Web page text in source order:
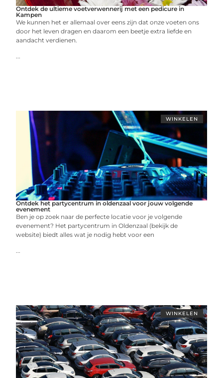
Ontdek de ultieme voetverwennerij met een pedicure in
Kampen
We kunnen het er allemaal over eens zijn dat onze voeten ons
door het leven dragen en daarom een beetje extra liefde en
aandacht verdienen.
...
WINKELEN
Ontdek het partycentrum in oldenzaal voor jouw volgende
evenement
Ben je op zoek naar de perfecte locatie voor je volgende
evenement? Het partycentrum in Oldenzaal (bekijk de
website) biedt alles wat je nodig hebt voor een
...
WINKELEN